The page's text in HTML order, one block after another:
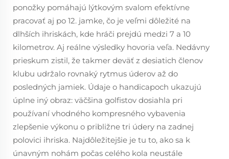
ponožky pomáhajú lýtkovým svalom efektívne
pracovať aj po 12. jamke, čo je veľmi dôležité na
dlhších ihriskách, kde hráči prejdú medzi 7 a 10
kilometrov. Aj reálne výsledky hovoria veľa. Nedávny
prieskum zistil, že takmer deväť z desiatich členov
klubu udržalo rovnaký rytmus úderov až do
posledných jamiek. Údaje o handicapoch ukazujú
úplne iný obraz: väčšina golfistov dosiahla pri
používaní vhodného kompresného vybavenia
zlepšenie výkonu o približne tri údery na zadnej
polovici ihriska. Najdôležitejšie je tu to, ako sa k
únavným nohám počas celého kola neustále